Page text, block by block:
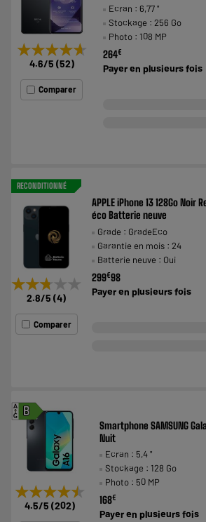
★★★★★
★★★★★
4.6/5 (52)
Comparer
Ecran : 6,77 "
Stockage : 256 Go
Photo : 108 MP
264€
Payer en plusieurs fois
RECONDITIONNÉ
★★★★★
★★★★★
2.8/5 (4)
Comparer
APPLE iPhone 13 128Go Noir
éco Batterie neuve
Grade : GradeEco
Garantie en mois : 24
Batterie neuve : Oui
299€98
Payer en plusieurs fois
B
A
G
★★★★★
★★★★★
4.5/5 (202)
Smartphone SAMSUNG
Nuit
Ecran : 5,4 "
Stockage : 128 Go
Photo : 50 MP
168€
Payer en plusieurs fois